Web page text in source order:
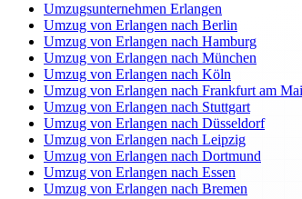
Umzugsunternehmen Erlangen
Umzug von Erlangen nach Berlin
Umzug von Erlangen nach Hamburg
Umzug von Erlangen nach München
Umzug von Erlangen nach Köln
Umzug von Erlangen nach Frankfurt am
Umzug von Erlangen nach Stuttgart
Umzug von Erlangen nach Düsseldorf
Umzug von Erlangen nach Leipzig
Umzug von Erlangen nach Dortmund
Umzug von Erlangen nach Essen
Umzug von Erlangen nach Bremen